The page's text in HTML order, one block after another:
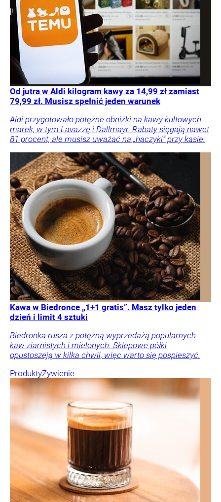
Od jutra w Aldi kilogram kawy za 14,99 zł zamiast
79,99 zł. Musisz spełnić jeden warunek
Aldi przygotowało potężne obniżki na kawy kultowych
marek, w tym Lavazzę i Dallmayr. Rabaty sięgają nawet
81 procent, ale musisz uważać na „haczyki” przy kasie.
Kawa w Biedronce „1+1 gratis”. Masz tylko jeden
dzień i limit 4 sztuki
Biedronka rusza z potężną wyprzedażą popularnych
kaw ziarnistych i mielonych. Sklepowe półki
opustoszeją w kilka chwil, więc warto się pospieszyć.
ProduktyŻywienie